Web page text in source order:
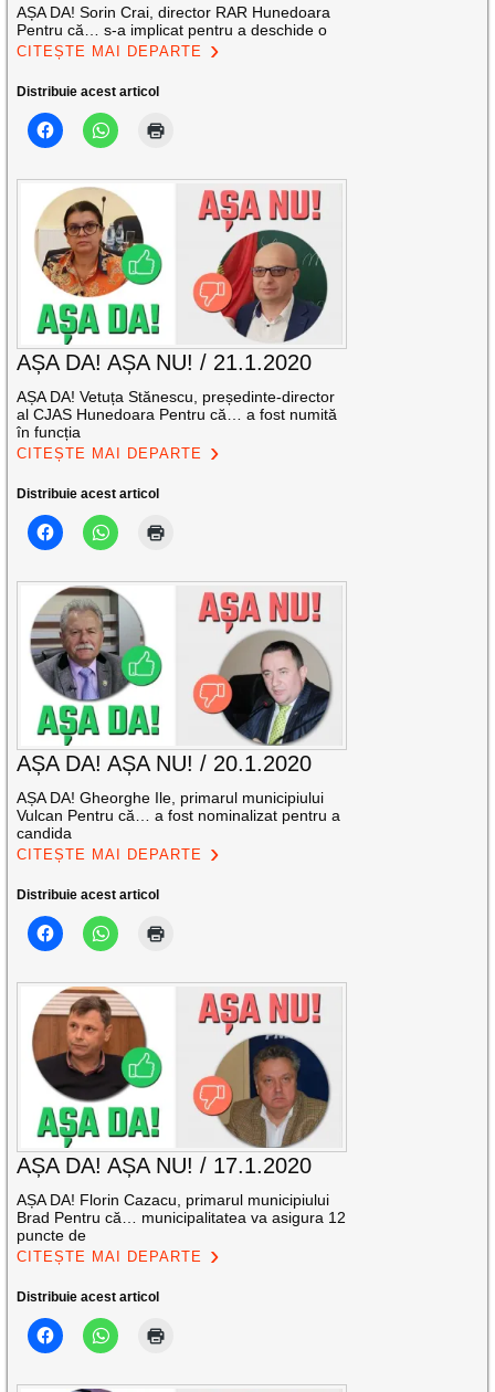
AȘA DA! Sorin Crai, director RAR Hunedoara
Pentru că… s-a implicat pentru a deschide o
CITEȘTE MAI DEPARTE
Distribuie acest articol
AȘA DA! AȘA NU! / 21.1.2020
AȘA DA! Vetuța Stănescu, președinte-director
al CJAS Hunedoara Pentru că… a fost numită
în funcția
CITEȘTE MAI DEPARTE
Distribuie acest articol
AȘA DA! AȘA NU! / 20.1.2020
AȘA DA! Gheorghe Ile, primarul municipiului
Vulcan Pentru că… a fost nominalizat pentru a
candida
CITEȘTE MAI DEPARTE
Distribuie acest articol
AȘA DA! AȘA NU! / 17.1.2020
AȘA DA! Florin Cazacu, primarul municipiului
Brad Pentru că… municipalitatea va asigura 12
puncte de
CITEȘTE MAI DEPARTE
Distribuie acest articol